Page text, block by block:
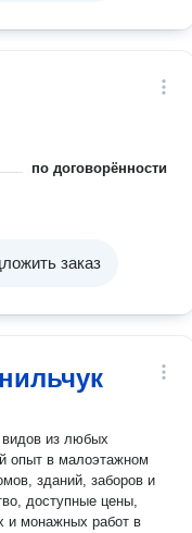
по договорённости
заказ
видов из любых
опыт в малоэтажном
зданий, заборов и
и монажных работ в